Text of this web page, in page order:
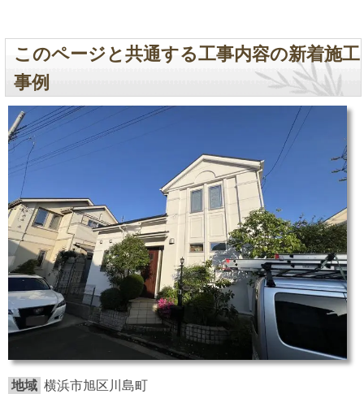
このページと共通する工事内容の新着施工
事例
地域 横浜市旭区川島町